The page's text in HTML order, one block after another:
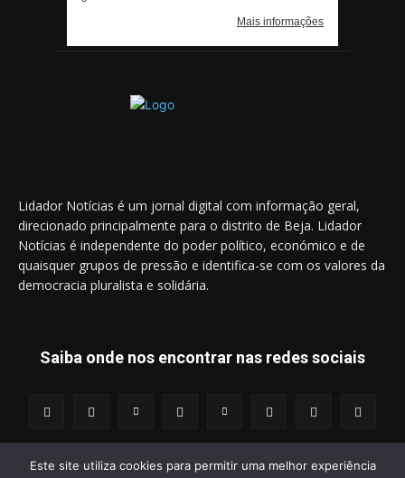
Lidador Notícias é um jornal digital com informação geral,
direcionado principalmente para o distrito de Beja. Lidador
Notícias é independente do poder político, económico e de
quaisquer grupos de pressão e identifica-se com os valores da
democracia pluralista e solidária.
Saiba onde nos encontrar nas redes sociais
Este site utiliza cookies para permitir uma melhor experiência